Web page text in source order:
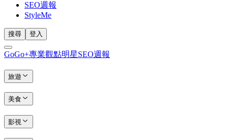
SEO週報
StyleMe
搜尋 登入
GoGo+專業觀點明星SEO週報
旅遊
美食
影視